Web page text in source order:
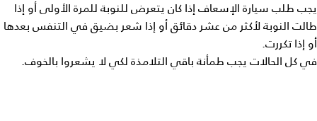
يجب طلب سيارة الإسعاف إذا كان يتعرض للنوبة للمرة الأولى أو إذا
طالت النوبة لأكثر من عشر دقائق أو إذا شعر بضيق في التنفس بعدها
أو إذا تكررت.
في كل الحالات يجب طمأنة باقي التلامذة لكي لا يشعروا بالخوف.